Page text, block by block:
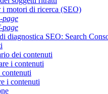
i motori di ricerca (SEO)
page
page
diagnostica SEO: Search
dei contenuti
i contenuti
i contenuti